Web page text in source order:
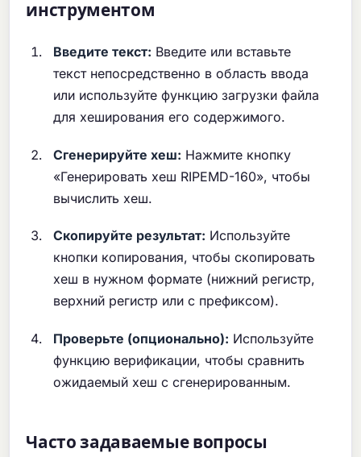
инструментом
Введите текст: Введите или вставьте
текст непосредственно в область ввода
или используйте функцию загрузки файла
для хеширования его содержимого.
Сгенерируйте хеш: Нажмите кнопку
«Генерировать хеш RIPEMD-160», чтобы
вычислить хеш.
Скопируйте результат: Используйте
кнопки копирования, чтобы скопировать
хеш в нужном формате (нижний регистр,
верхний регистр или с префиксом).
Проверьте (опционально): Используйте
функцию верификации, чтобы сравнить
ожидаемый хеш с сгенерированным.
Часто задаваемые вопросы